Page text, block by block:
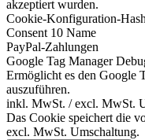
akzeptiert wurden.
Cookie-Konfiguration-Hash
Consent 10 Name
PayPal-Zahlungen
Google Tag Manager
Ermöglicht es den Google
auszuführen.
inkl. MwSt. / excl. MwSt.
Das Cookie speichert die
excl. MwSt. Umschaltung.